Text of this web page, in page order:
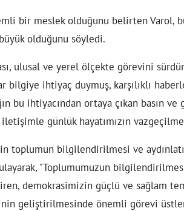
bir meslek olduğunu belirten Varol,
olduğunu söyledi.
ulusal ve yerel ölçekte görevini
bilgiye ihtiyaç duymuş, karşılıklı
bu ihtiyacından ortaya çıkan basın
günlük hayatımızın
toplumun bilgilendirilmesi ve
"Toplumumuzun
demokrasimizin güçlü ve sağlam
geliştirilmesinde önemli görevi